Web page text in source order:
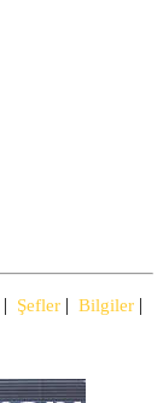
Şefler Bilgiler